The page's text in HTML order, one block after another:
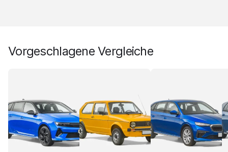
Vorgeschlagene Vergleiche